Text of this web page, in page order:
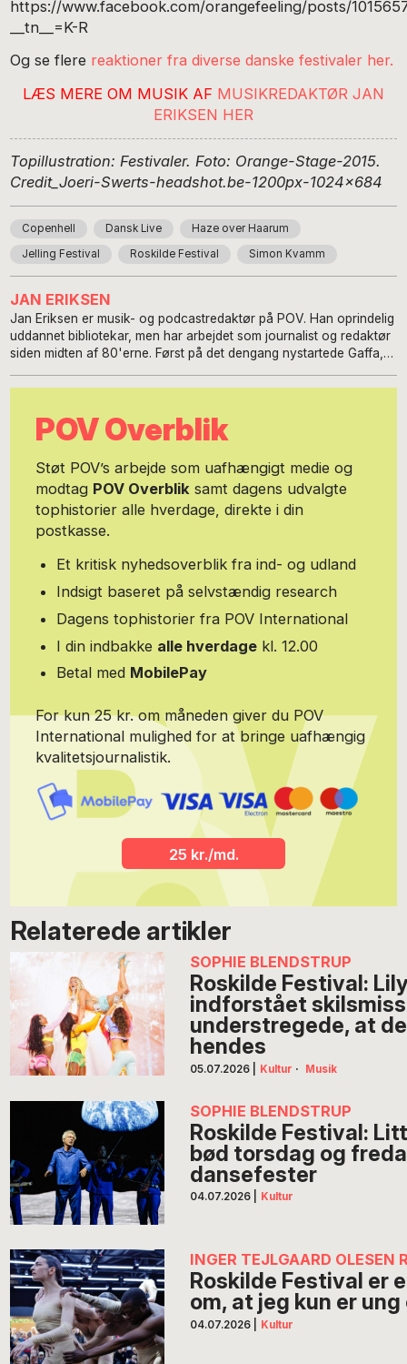
https://www.facebook.com/orangefeeling/posts/
__tn__=K-R
Og se flere reaktioner fra diverse danske festivaler her.
LÆS MERE OM MUSIK AF MUSIKREDAKTØR JAN
ERIKSEN HER
Topillustration: Festivaler. Foto: Orange-Stage-2015.
Credit_Joeri-Swerts-headshot.be-1200px-1024×684
Copenhell Dansk Live Haze over Haarum
Jelling Festival Roskilde Festival Simon Kvamm
JAN ERIKSEN
Jan Eriksen er musik- og podcastredaktør på POV. Han oprindelig
uddannet bibliotekar, men har arbejdet som journalist og redaktør
siden midten af 80'erne. Først på det dengang nystartede Gaffa,
drivkraften bag etableringen af ungdomsmagasinet Chili. Siden har
og kulturredaktør på BTMX. Eriksen har igennem årene især
skrevet om musik, men også film, teater, musicals, tv, Melodi
redigeret og fungeret som konsulent på flere bøger, både
fagbøger og romaner, senest krimien 'Alt det, som ingen ser'
(People's Press, 2017) og 'Anne, Sanne, Lis - historien om en
dansk musikrevolution', der udkom i 2019. Jan Eriksen er
redaktør på podcastmediet Mediano Music.
POV Overblik
Støt POV’s arbejde som uafhængigt medie og
modtag POV Overbliksamt dagens udvalgte
tophistorier alle hverdage, direkte i din
postkasse.
Et kritisk nyhedsoverblik fra ind- og udland
Indsigt baseret på selvstændig research
Dagens tophistorier fra POV International
I din indbakke alle hverdage kl. 12.00
Betal med MobilePay
For kun 25 kr. om måneden giver du POV
International mulighed for at bringe uafhængig
kvalitetsjournalistik.
25 kr./md.
Relaterede artikler
SOPHIE BLENDSTRUP
Roskilde Festival:
indforstået
understregede, at
hendes
05.07.2026 Kultur · Musik
SOPHIE BLENDSTRUP
Roskilde Festival:
bød torsdag og
dansefester
04.07.2026 Kultur
INGER TEJLGAARD OLESEN
Roskilde Festival er
om, at jeg kun er
04.07.2026 Kultur